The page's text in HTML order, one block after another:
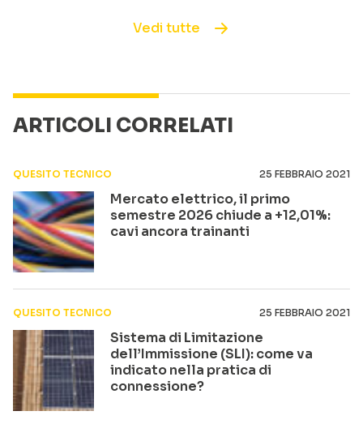
Vedi tutte
ARTICOLI CORRELATI
QUESITO TECNICO 25 FEBBRAIO 2021
Mercato elettrico, il primo
semestre 2026 chiude a +12,01%:
cavi ancora trainanti
QUESITO TECNICO 25 FEBBRAIO 2021
Sistema di Limitazione
dell’Immissione (SLI): come va
indicato nella pratica di
connessione?